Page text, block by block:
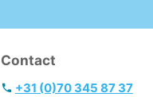
Contact
+31 (0)70 345 87 37